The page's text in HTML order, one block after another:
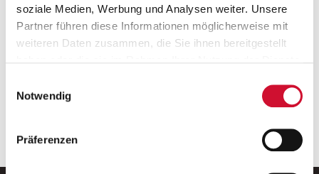
soziale Medien, Werbung und Analysen weiter. Unsere
Partner führen diese Informationen möglicherweise mit
weiteren Daten zusammen, die Sie ihnen bereitgestellt
Wenn Sie auf „Cookies zulassen“ klicken, so stimmen
Sie der Speicherung sämtlicher Cookies zu. Sie können
Ihre Einwilligung selbstverständlich jederzeit widerrufen,
indem Sie die Cookie-Einstellungen aufrufen und diese
Notwendig
Präferenzen
Heilerziehungspfleger*in
AWO Sozialzentrum Jung und Alt